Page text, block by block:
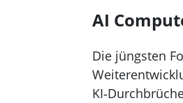
AI
Die jüngsten